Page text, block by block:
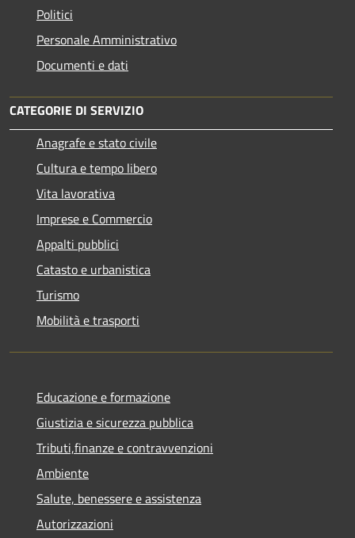
Politici
Personale Amministrativo
Documenti e dati
CATEGORIE DI SERVIZIO
Anagrafe e stato civile
Cultura e tempo libero
Vita lavorativa
Imprese e Commercio
Appalti pubblici
Catasto e urbanistica
Turismo
Mobilità e trasporti
Educazione e formazione
Giustizia e sicurezza pubblica
Tributi,finanze e contravvenzioni
Ambiente
Salute, benessere e assistenza
Autorizzazioni